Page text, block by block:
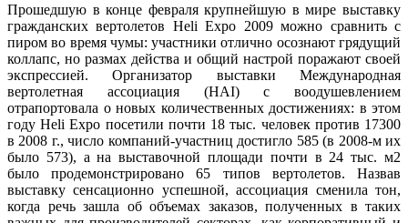
Прошедшую в конце февраля крупнейшую в мире выставку
гражданских вертолетов Heli Expo 2009 можно сравнить с
пиром во время чумы: участники отлично осознают грядущий
коллапс, но размах действа и общий настрой поражают своей
экспрессией. Организатор выставки Международная
вертолетная ассоциация (HAI) с воодушевлением
отрапортовала о новых количественных достижениях: в этом
году Heli Expo посетили почти 18 тыс. человек против 17300
в 2008 г., число компаний-участниц достигло 585 (в 2008-м их
было 573), а на выставочной площади почти в 24 тыс. м2
было продемонстрировано 65 типов вертолетов. Назвав
выставку сенсационно успешной, ассоциация смeнила тон,
когда речь зашла об объемах заказов, полученных в таких